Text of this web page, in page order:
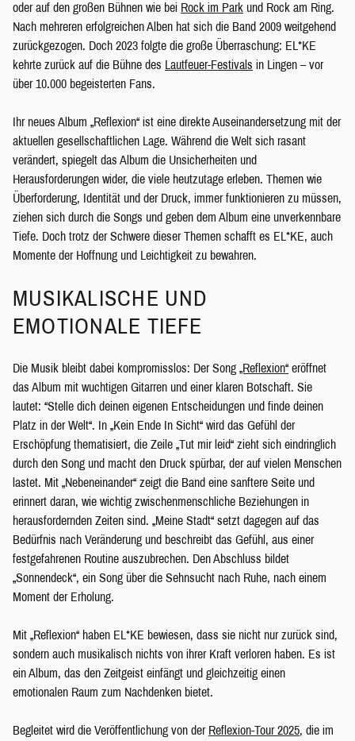
oder auf den großen Bühnen wie bei Rock im Park und Rock am Ring.
Nach mehreren erfolgreichen Alben hat sich die Band 2009 weitgehend
zurückgezogen. Doch 2023 folgte die große Überraschung: EL*KE
kehrte zurück auf die Bühne des Lautfeuer-Festivals in Lingen – vor
über 10.000 begeisterten Fans.
Ihr neues Album „Reflexion“ ist eine direkte Auseinandersetzung mit der
aktuellen gesellschaftlichen Lage. Während die Welt sich rasant
verändert, spiegelt das Album die Unsicherheiten und
Herausforderungen wider, die viele heutzutage erleben. Themen wie
Überforderung, Identität und der Druck, immer funktionieren zu müssen,
ziehen sich durch die Songs und geben dem Album eine unverkennbare
Tiefe. Doch trotz der Schwere dieser Themen schafft es EL*KE, auch
Momente der Hoffnung und Leichtigkeit zu bewahren.
MUSIKALISCHE UND
EMOTIONALE TIEFE
Die Musik bleibt dabei kompromisslos: Der Song „Reflexion“ eröffnet
das Album mit wuchtigen Gitarren und einer klaren Botschaft. Sie
lautet: “Stelle dich deinen eigenen Entscheidungen und finde deinen
Platz in der Welt“. In „Kein Ende In Sicht“ wird das Gefühl der
Erschöpfung thematisiert, die Zeile „Tut mir leid“ zieht sich eindringlich
durch den Song und macht den Druck spürbar, der auf vielen Menschen
lastet. Mit „Nebeneinander“ zeigt die Band eine sanftere Seite und
erinnert daran, wie wichtig zwischenmenschliche Beziehungen in
herausfordernden Zeiten sind. „Meine Stadt“ setzt dagegen auf das
Bedürfnis nach Veränderung und beschreibt das Gefühl, aus einer
festgefahrenen Routine auszubrechen. Den Abschluss bildet
„Sonnendeck“, ein Song über die Sehnsucht nach Ruhe, nach einem
Moment der Erholung.
Mit „Reflexion“ haben EL*KE bewiesen, dass sie nicht nur zurück sind,
sondern auch musikalisch nichts von ihrer Kraft verloren haben. Es ist
ein Album, das den Zeitgeist einfängt und gleichzeitig einen
emotionalen Raum zum Nachdenken bietet.
Begleitet wird die Veröffentlichung von der Reflexion-Tour 2025, die im